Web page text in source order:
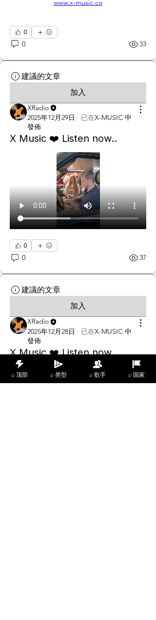
www.x-music.co
0
0 33
建議的文章
加入
XRadio
2025年12月29日 · 已在X-MUSIC 中
發佈
X Music ❤️️ Listen now..
0
0 37
建議的文章
加入
XRadio
2025年12月28日 · 已在X-MUSIC 中
發佈
X Music ❤️️ Listen now..
⌕ 顶部 ⌕ 类型 ⌕ 歌手 ⌕ 国家